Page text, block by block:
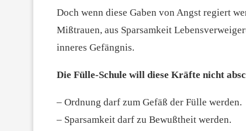
Doch wenn diese Gaben von Angst regiert
Mißtrauen, aus Sparsamkeit
inneres Gefängnis.
Die Fülle-Schule will diese Kräfte nicht
– Ordnung darf zum Gefäß der Fülle werden.
– Sparsamkeit darf zu Bewußtheit werden.